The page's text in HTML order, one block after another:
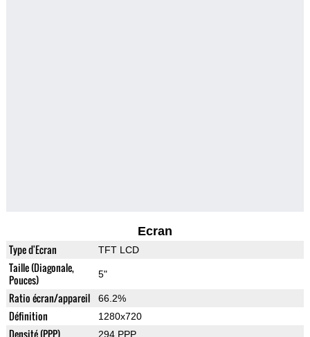
Ecran
Type d'Ecran TFT LCD
Taille (Diagonale,
Pouces)
5"
Ratio écran/appareil 66.2%
Définition 1280x720
Densité (PPP) 294 PPP